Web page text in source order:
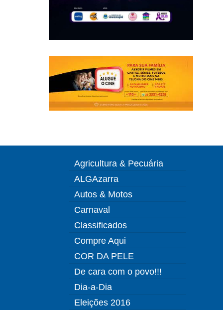
Agricultura & Pecuária
ALGAzarra
Autos & Motos
Carnaval
Classificados
Compre Aqui
COR DA PELE
De cara com o povo!!!
Dia-a-Dia
Eleições 2016